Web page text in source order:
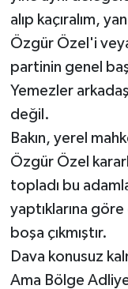
alıp kaçıralım,
Özgür Özel'i
partinin genel
Yemezler
değil.
Bakın, yerel
Özgür Özel
topladı bu
yaptıklarına
boşa çıkmıştır.
Dava konusuz
Ama Bölge